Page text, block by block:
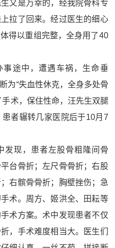
又是万幸的，经我院骨科专
拉了回来。经过医生的细心
得以重组完整，全身用了40
途中，遭遇车祸，生命垂
为“失血性休克，全身多处骨
术，保住性命，汪先生双腿
者辗转几家医院后于10月7
发现，患者左股骨粗隆间骨
台骨折；左尺骨骨折；右股
右髌骨骨折；胸壁挫伤；急
术。周方、姬洪全、田耘等
术方案。术中发现患者不仅
，手术难度相当大。医生们